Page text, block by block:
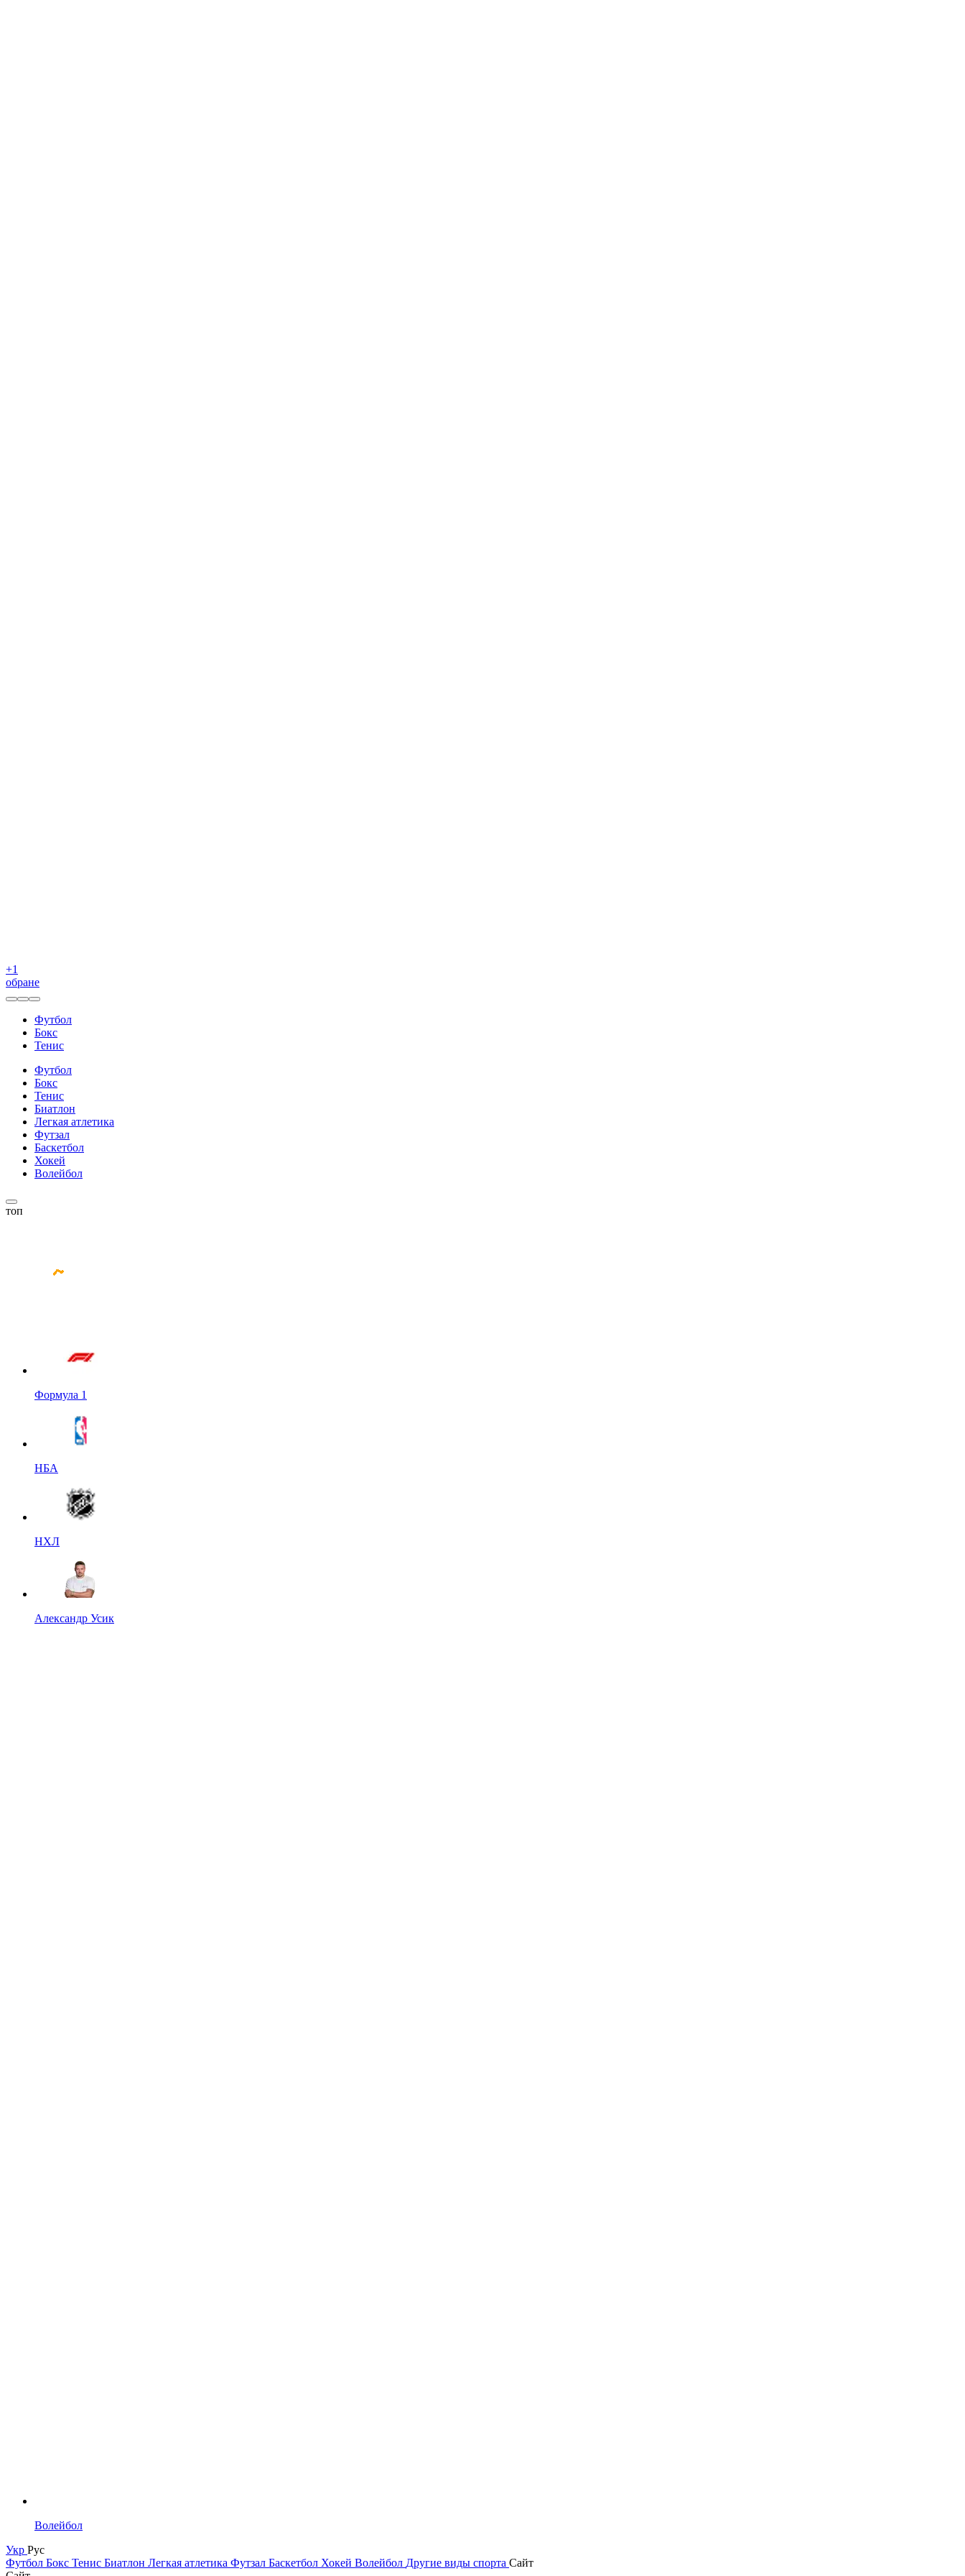
+1
обране
Футбол
Бокс
Тенис
Футбол
Бокс
Тенис
Биатлон
Легкая атлетика
Футзал
Баскетбол
Хокей
Волейбол
топ
Формула 1
НБА
НХЛ
Александр Усик
Волейбол
Укр Рус
Футбол Бокс Тенис Биатлон Легкая атлетика Футзал Баскетбол Хокей Волейбол Другие виды спорта Сайт